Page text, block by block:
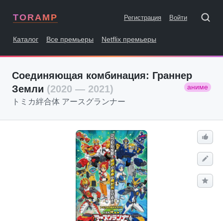
TORAMP Регистрация Войти
Каталог Все премьеры Netflix премьеры
Соединяющая комбинация: Граннер
Земли (2020 — 2021) аниме
トミカ絆合体 アースグランナー